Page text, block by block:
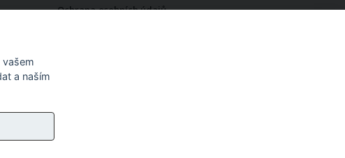
Ochrana osobních údajů
vašem
a naším